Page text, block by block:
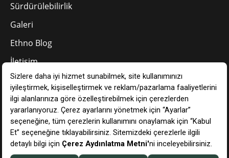
Sürdürülebilirlik
Galeri
Ethno Blog
İletişim
TR
Çerez Tercihlerinizi Yönetin
Ethno Hotels © 2024